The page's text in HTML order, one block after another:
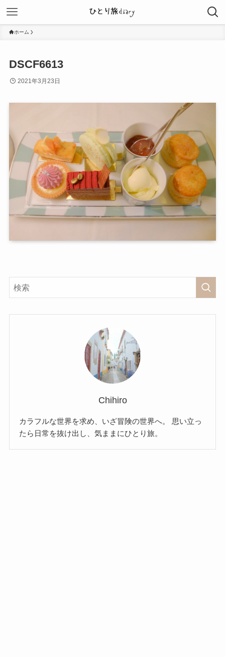
ホーム
DSCF6613
2021年3月23日
Chihiro
カラフルな世界を求め、いざ冒険の世界へ。 思い立っ
たら日常を抜け出し、気ままにひとり旅。